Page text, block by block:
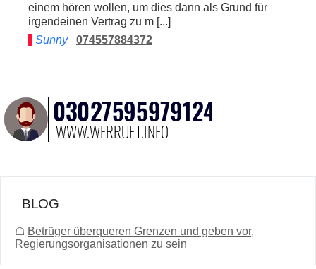
einem hören wollen, um dies dann als Grund für
irgendeinen Vertrag zu m [...]
Sunny
074557884372
BLOG
☖ Betrüger überqueren Grenzen und geben vor,
Regierungsorganisationen zu sein